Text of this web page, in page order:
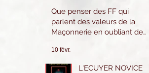
Que penser des FF qui
parlent des valeurs de la
Maçonnerie en oubliant de
10 févr.
L'ECUYER NOVICE